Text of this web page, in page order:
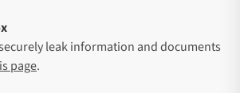
leak information and documents
page.